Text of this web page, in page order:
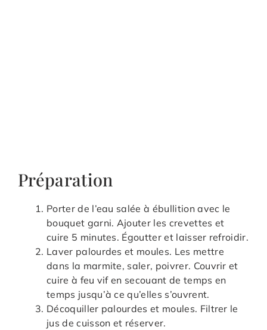
Préparation
Porter de l’eau salée à ébullition avec le
bouquet garni. Ajouter les crevettes et
cuire 5 minutes. Égoutter et laisser refroidir.
Laver palourdes et moules. Les mettre
dans la marmite, saler, poivrer. Couvrir et
cuire à feu vif en secouant de temps en
temps jusqu’à ce qu’elles s’ouvrent.
Décoquiller palourdes et moules. Filtrer le
jus de cuisson et réserver.